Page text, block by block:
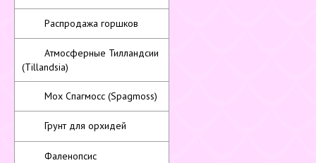
Распродажа горшков
Атмосферные Тилландсии
(Tillandsia)
Мох Спагмосс (Spagmoss)
Грунт для орхидей
Фаленопсис